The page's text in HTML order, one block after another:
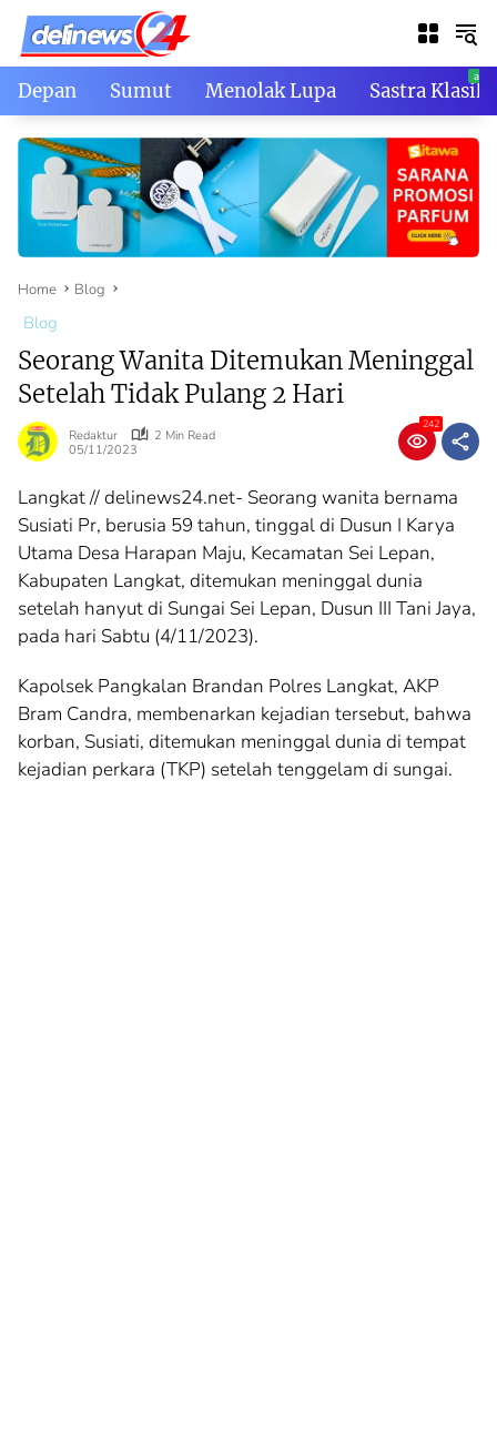
Skip
content
Depan Sumut Menolak Lupa Sastra Klasik
Home Blog
Blog
Seorang Wanita Ditemukan Meninggal
Setelah Tidak Pulang 2 Hari
Redaktur
2 Min Read
05/11/2023
242
Langkat // delinews24.net- Seorang wanita bernama
Susiati Pr, berusia 59 tahun, tinggal di Dusun I Karya
Utama Desa Harapan Maju, Kecamatan Sei Lepan,
Kabupaten Langkat, ditemukan meninggal dunia
setelah hanyut di Sungai Sei Lepan, Dusun III Tani Jaya,
pada hari Sabtu (4/11/2023).
Kapolsek Pangkalan Brandan Polres Langkat, AKP
Bram Candra, membenarkan kejadian tersebut, bahwa
korban, Susiati, ditemukan meninggal dunia di tempat
kejadian perkara (TKP) setelah tenggelam di sungai.